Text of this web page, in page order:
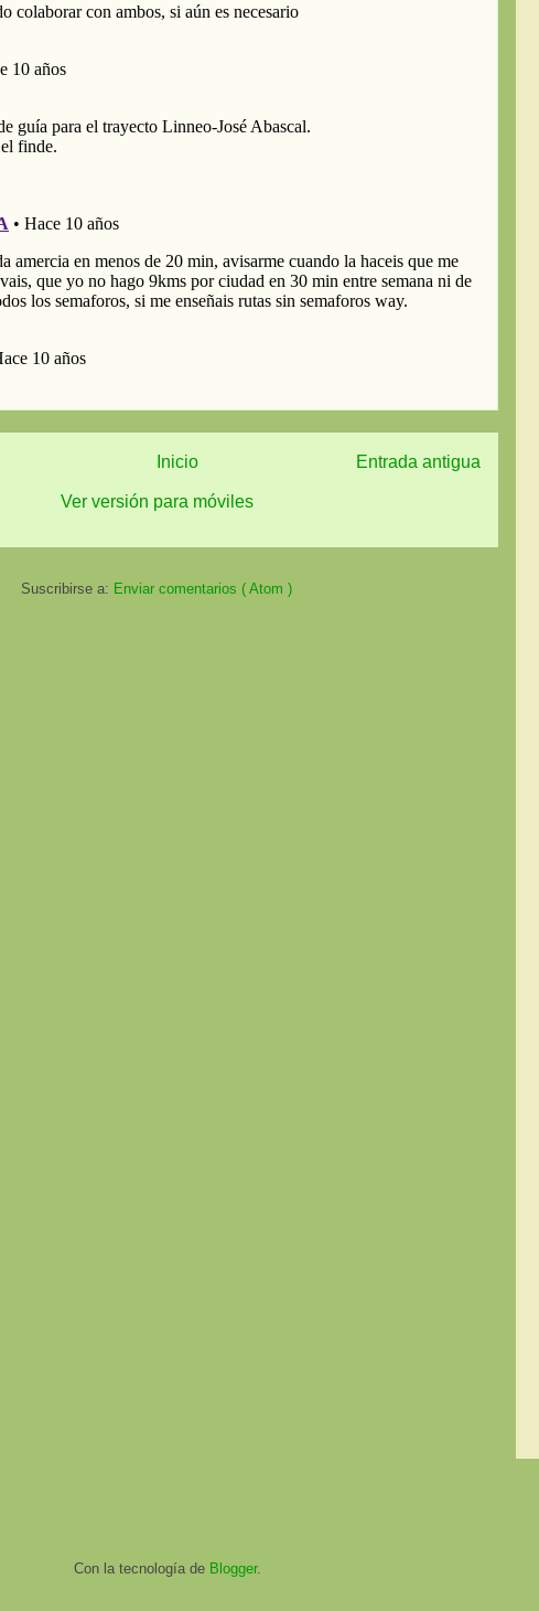
Entrada antigua
Inicio
Ver versión para móviles
Suscribirse a: Enviar comentarios ( Atom )
Con la tecnología de Blogger.